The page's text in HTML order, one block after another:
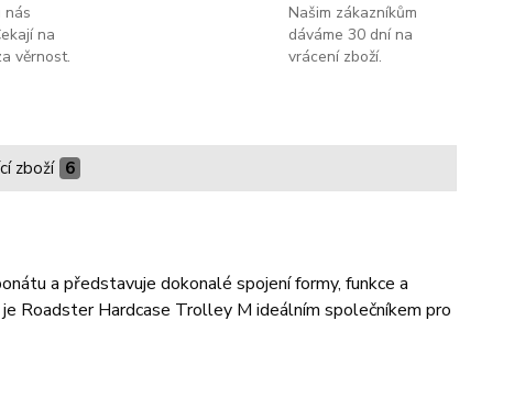
nás
na
věrnost.
Našim zákazníkům
dáváme 30 dní na
vrácení zboží.
zboží 6
a představuje dokonalé spojení formy, funkce a
Roadster Hardcase Trolley M ideálním společníkem pro